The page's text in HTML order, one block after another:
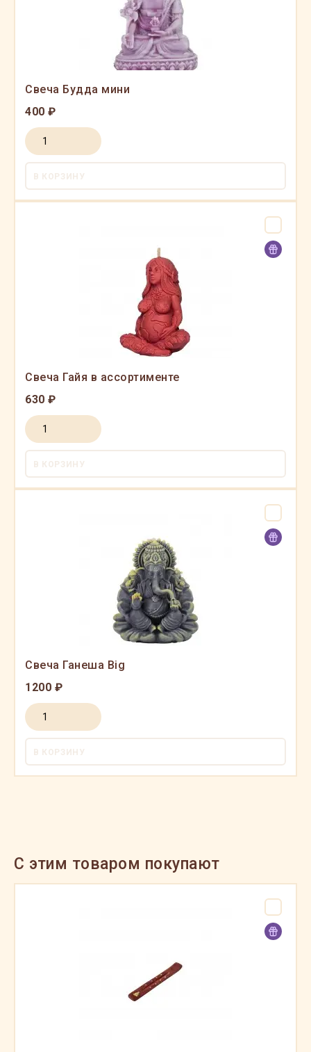
Свеча Будда мини
400 ₽
В КОРЗИНУ
Свеча Гайя в ассортименте
630 ₽
В КОРЗИНУ
Свеча Ганеша Big
1200 ₽
В КОРЗИНУ
C этим товаром покупают